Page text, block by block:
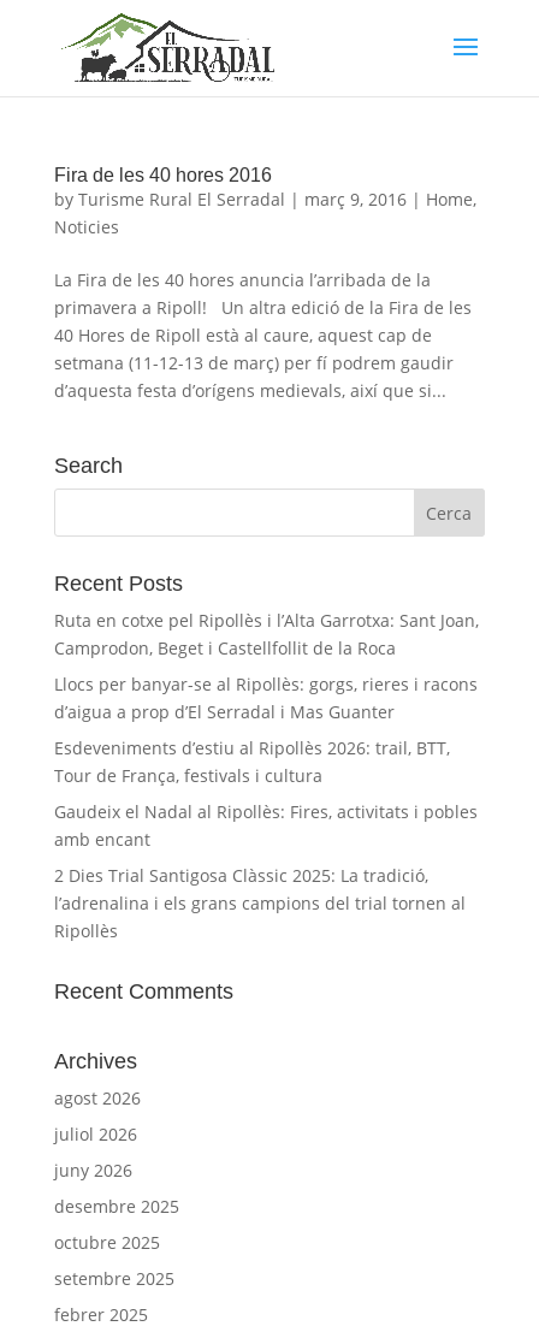
Fira de les 40 hores 2016
by Turisme Rural El Serradal | març 9, 2016| Home,
Noticies
La Fira de les 40 hores anuncia l’arribada de la
primavera a Ripoll! Un altra edició de la Fira de les
40 Hores de Ripoll està al caure, aquest cap de
setmana (11-12-13 de març) per fí podrem gaudir
d’aquesta festa d’orígens medievals, així que si...
Search
Recent Posts
Ruta en cotxe pel Ripollès i l’Alta Garrotxa: Sant Joan,
Camprodon, Beget i Castellfollit de la Roca
Llocs per banyar-se al Ripollès: gorgs, rieres i racons
d’aigua a prop d’El Serradal i Mas Guanter
Esdeveniments d’estiu al Ripollès 2026: trail, BTT,
Tour de França, festivals i cultura
Gaudeix el Nadal al Ripollès: Fires, activitats i pobles
amb encant
2 Dies Trial Santigosa Clàssic 2025: La tradició,
l’adrenalina i els grans campions del trial tornen al
Ripollès
Recent Comments
Archives
agost 2026
juliol 2026
juny 2026
desembre 2025
octubre 2025
setembre 2025
febrer 2025